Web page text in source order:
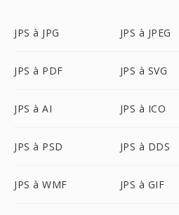
JPS à JPG JPS à JPEG
JPS à PDF JPS à SVG
JPS à AI JPS à ICO
JPS à PSD JPS à DDS
JPS à WMF JPS à GIF